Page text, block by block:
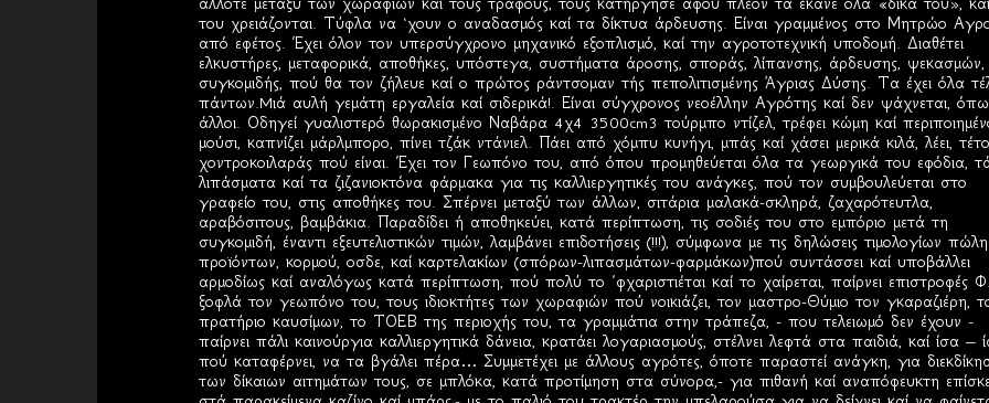
του χρειάζονται. Τύφλα να ‘χουν ο αναδασμός καί τα δίκτυα άρδευσης. Είναι γραμμένος στο Μητρώο
από εφέτος. Έχει όλον τον υπερσύγχρονο μηχανικό εξοπλισμό, καί την αγροτοτεχνική υποδομή. Διαθέτει
ελκυστήρες, μεταφορικά, αποθήκες, υπόστεγα, συστήματα άροσης, σποράς, λίπανσης, άρδευσης, ψεκασμών,
συγκομιδής, πού θα τον ζήλευε καί ο πρώτος ράντσομαν τής πεπολιτισμένης Άγριας Δύσης. Τα έχει όλα
πάντων.Mιά αυλή γεμάτη εργαλεία καί σιδερικά!. Είναι σύγχρονος νεοέλλην Αγρότης καί δεν ψάχνεται,
άλλοι. Οδηγεί γυαλιστερό θωρακισμένο Ναβάρα 4χ4 3500cm3 τούρμπο ντίζελ, τρέφει κώμη καί
μούσι, καπνίζει μάρλμπορο, πίνει τζάκ ντάνιελ. Πάει από χόμπυ κυνήγι, μπάς καί χάσει μερικά κιλά, λέει,
χοντροκοιλαράς πού είναι. Έχει τον Γεωπόνο του, από όπου προμηθεύεται όλα τα γεωργικά του εφόδια,
λιπάσματα καί τα ζιζανιοκτόνα φάρμακα για τις καλλιεργητικές του ανάγκες, πού τον συμβουλεύεται στο
γραφείο του, στις αποθήκες του. Σπέρνει μεταξύ των άλλων, σιτάρια μαλακά-σκληρά, ζαχαρότευτλα,
αραβόσιτους, βαμβάκια. Παραδίδει ή αποθηκεύει, κατά περίπτωση, τις σοδιές του στο εμπόριο μετά τη
συγκομιδή, έναντι εξευτελιστικών τιμών, λαμβάνει επιδοτήσεις (!!!), σύμφωνα με τις δηλώσεις τιμολογίων
προϊόντων, κορμού, οσδε, καί καρτελακίων (σπόρων-λιπασμάτων-φαρμάκων)πού συντάσσει καί υποβάλλει
αρμοδίως καί αναλόγως κατά περίπτωση, πού πολύ το ΄φχαριστιέται καί το χαίρεται, παίρνει επιστροφές
ξοφλά τον γεωπόνο του, τους ιδιοκτήτες των χωραφιών πού νοικιάζει, τον μαστρο-Θύμιο τον γκαραζιέρη,
πρατήριο καυσίμων, το ΤΟΕΒ της περιοχής του, τα γραμμάτια στην τράπεζα, - που τελειωμό δεν έχουν -
παίρνει πάλι καινούργια καλλιεργητικά δάνεια, κρατάει λογαριασμούς, στέλνει λεφτά στα παιδιά, καί ίσα –
πού καταφέρνει, να τα βγάλει πέρα… Συμμετέχει με άλλους αγρότες, όποτε παραστεί ανάγκη, για
των δίκαιων αιτημάτων τους, σε μπλόκα, κατά προτίμηση στα σύνορα,- για πιθανή καί αναπόφευκτη